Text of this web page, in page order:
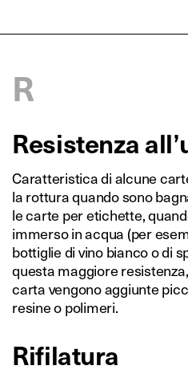
R
Resistenza
Caratteristica di alcune
la rottura quando sono
le carte per etichette,
immerso in acqua (per
bottiglie di vino bianco o di
questa maggiore
carta vengono aggiunte
resine o polimeri.
Rifilatura